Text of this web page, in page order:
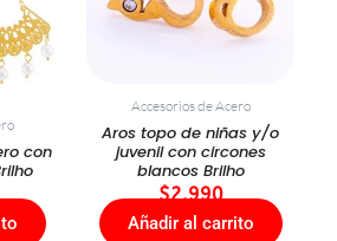
con
Accesorios de Acero
Aros topo de niñas y/o
juvenil con circones
blancos Brilho
$2.990
Añadir al carrito